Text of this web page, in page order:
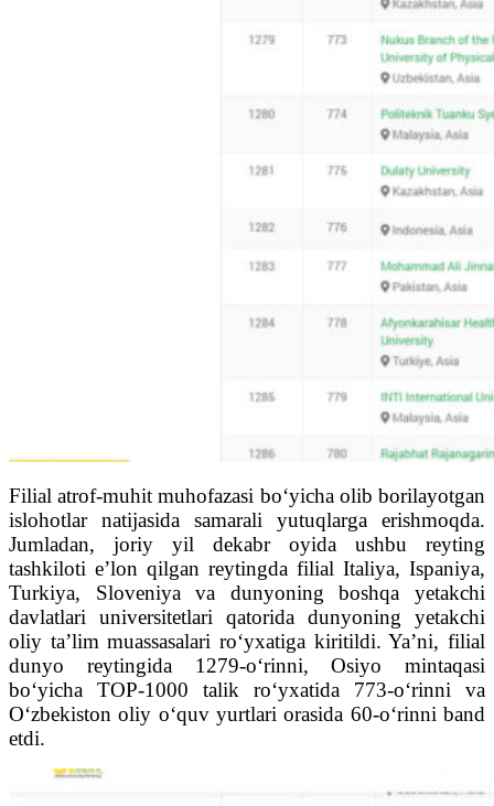
Filial atrof-muhit muhofazasi bo‘yicha olib borilayotgan
islohotlar natijasida samarali yutuqlarga erishmoqda.
Jumladan, joriy yil dekabr oyida ushbu reyting
tashkiloti e’lon qilgan reytingda filial Italiya, Ispaniya,
Turkiya, Sloveniya va dunyoning boshqa yetakchi
davlatlari universitetlari qatorida dunyoning yetakchi
oliy ta’lim muassasalari ro‘yxatiga kiritildi. Ya’ni, filial
dunyo reytingida 1279-o‘rinni, Osiyo mintaqasi
bo‘yicha TOP-1000 talik ro‘yxatida 773-o‘rinni va
O‘zbekiston oliy o‘quv yurtlari orasida 60-o‘rinni band
etdi.